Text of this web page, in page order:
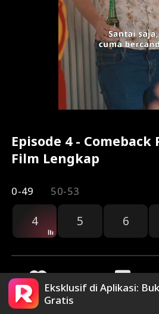
Episode 4 - Comeback
Film Lengkap
0-49 50-53
4 5 6
4.1k
Eksklusif di Aplikasi:
Gratis